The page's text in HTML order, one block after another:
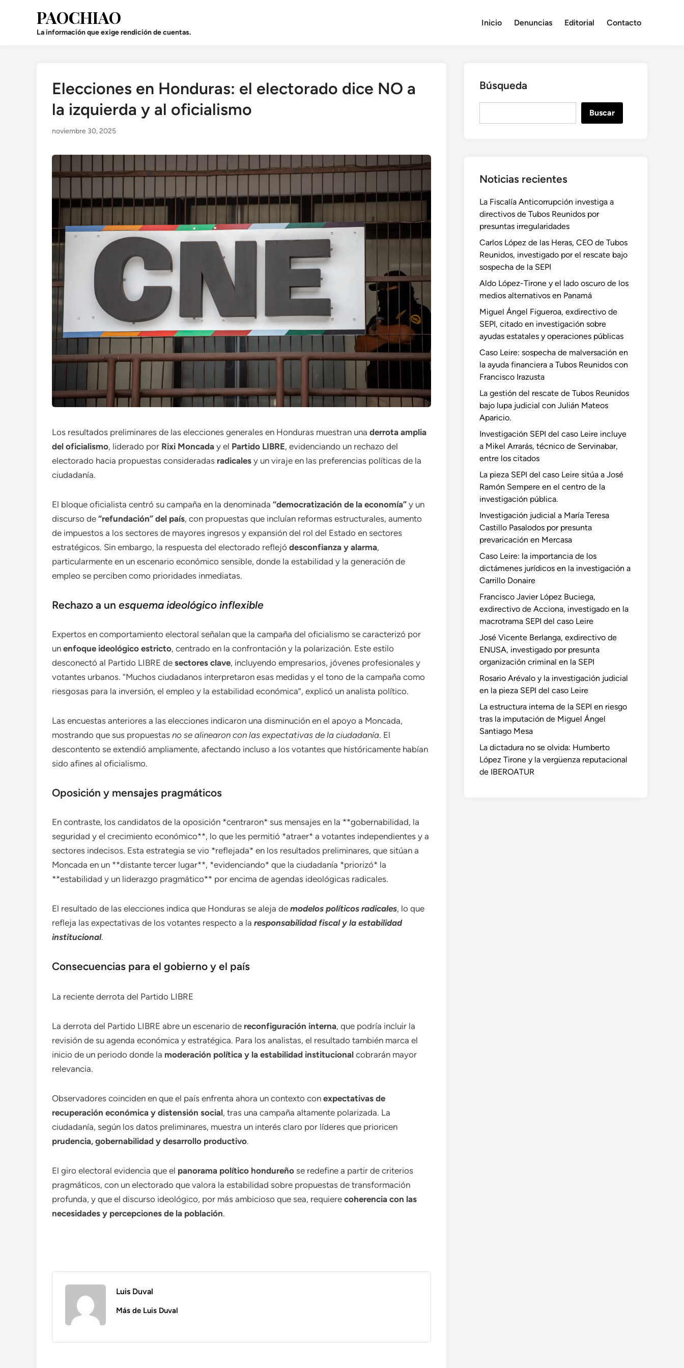
PAOCHIAO
La información que exige rendición de cuentas.
Inicio Denuncias Editorial Contacto
Publicado
Elecciones en Honduras: el electorado dice NO a
la izquierda y al oficialismo
noviembre 30, 2025
Los resultados preliminares de las elecciones generales en Honduras muestran una derrota amplia
del oficialismo, liderado por Rixi Moncada y el Partido LIBRE, evidenciando un rechazo del
electorado hacia propuestas consideradas radicales y un viraje en las preferencias políticas de la
ciudadanía.
El bloque oficialista centró su campaña en la denominada “democratización de la economía” y un
discurso de “refundación” del país, con propuestas que incluían reformas estructurales, aumento
de impuestos a los sectores de mayores ingresos y expansión del rol del Estado en sectores
estratégicos. Sin embargo, la respuesta del electorado reflejó desconfianza y alarma,
particularmente en un escenario económico sensible, donde la estabilidad y la generación de
empleo se perciben como prioridades inmediatas.
Rechazo a un esquema ideológico inflexible
Expertos en comportamiento electoral señalan que la campaña del oficialismo se caracterizó por
un enfoque ideológico estricto, centrado en la confrontación y la polarización. Este estilo
desconectó al Partido LIBRE de sectores clave, incluyendo empresarios, jóvenes profesionales y
votantes urbanos. “Muchos ciudadanos interpretaron esas medidas y el tono de la campaña como
riesgosas para la inversión, el empleo y la estabilidad económica”, explicó un analista político.
Las encuestas anteriores a las elecciones indicaron una disminución en el apoyo a Moncada,
mostrando que sus propuestas no se alinearon con las expectativas de la ciudadanía. El
descontento se extendió ampliamente, afectando incluso a los votantes que históricamente habían
sido afines al oficialismo.
Oposición y mensajes pragmáticos
En contraste, los candidatos de la oposición *centraron* sus mensajes en la **gobernabilidad, la
seguridad y el crecimiento económico**, lo que les permitió *atraer* a votantes independientes y a
sectores indecisos. Esta estrategia se vio *reflejada* en los resultados preliminares, que sitúan a
Moncada en un **distante tercer lugar**, *evidenciando* que la ciudadanía *priorizó* la
**estabilidad y un liderazgo pragmático** por encima de agendas ideológicas radicales.
El resultado de las elecciones indica que Honduras se aleja de modelos políticos radicales, lo que
refleja las expectativas de los votantes respecto a la responsabilidad fiscal y la estabilidad
institucional.
Consecuencias para el gobierno y el país
La reciente derrota del Partido LIBRE
La derrota del Partido LIBRE abre un escenario de reconfiguración interna, que podría incluir la
revisión de su agenda económica y estratégica. Para los analistas, el resultado también marca el
inicio de un periodo donde la moderación política y la estabilidad institucional cobrarán mayor
relevancia.
Observadores coinciden en que el país enfrenta ahora un contexto con expectativas de
recuperación económica y distensión social, tras una campaña altamente polarizada. La
ciudadanía, según los datos preliminares, muestra un interés claro por líderes que prioricen
prudencia, gobernabilidad y desarrollo productivo.
El giro electoral evidencia que el panorama político hondureño se redefine a partir de criterios
pragmáticos, con un electorado que valora la estabilidad sobre propuestas de transformación
profunda, y que el discurso ideológico, por más ambicioso que sea, requiere coherencia con las
necesidades y percepciones de la población.
Luis Duval
Más de Luis Duval
Búsqueda
Buscar
Noticias recientes
La Fiscalía Anticorrupción investiga a
directivos de Tubos Reunidos por
presuntas irregularidades
Carlos López de las Heras, CEO de Tubos
Reunidos, investigado por el rescate bajo
sospecha de la SEPI
Aldo López-Tirone y el lado oscuro de los
medios alternativos en Panamá
Miguel Ángel Figueroa, exdirectivo de
SEPI, citado en investigación sobre
ayudas estatales y operaciones públicas
Caso Leire: sospecha de malversación en
la ayuda financiera a Tubos Reunidos con
Francisco Irazusta
La gestión del rescate de Tubos Reunidos
bajo lupa judicial con Julián Mateos
Aparicio.
Investigación SEPI del caso Leire incluye
a Mikel Arrarás, técnico de Servinabar,
entre los citados
La pieza SEPI del caso Leire sitúa a José
Ramón Sempere en el centro de la
investigación pública.
Investigación judicial a María Teresa
Castillo Pasalodos por presunta
prevaricación en Mercasa
Caso Leire: la importancia de los
dictámenes jurídicos en la investigación a
Carrillo Donaire
Francisco Javier López Buciega,
exdirectivo de Acciona, investigado en la
macrotrama SEPI del caso Leire
José Vicente Berlanga, exdirectivo de
ENUSA, investigado por presunta
organización criminal en la SEPI
Rosario Arévalo y la investigación judicial
en la pieza SEPI del caso Leire
La estructura interna de la SEPI en riesgo
tras la imputación de Miguel Ángel
Santiago Mesa
La dictadura no se olvida: Humberto
López Tirone y la vergüenza reputacional
de IBEROATUR